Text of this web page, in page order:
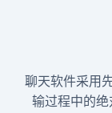
聊天软件采用
输过程中的绝